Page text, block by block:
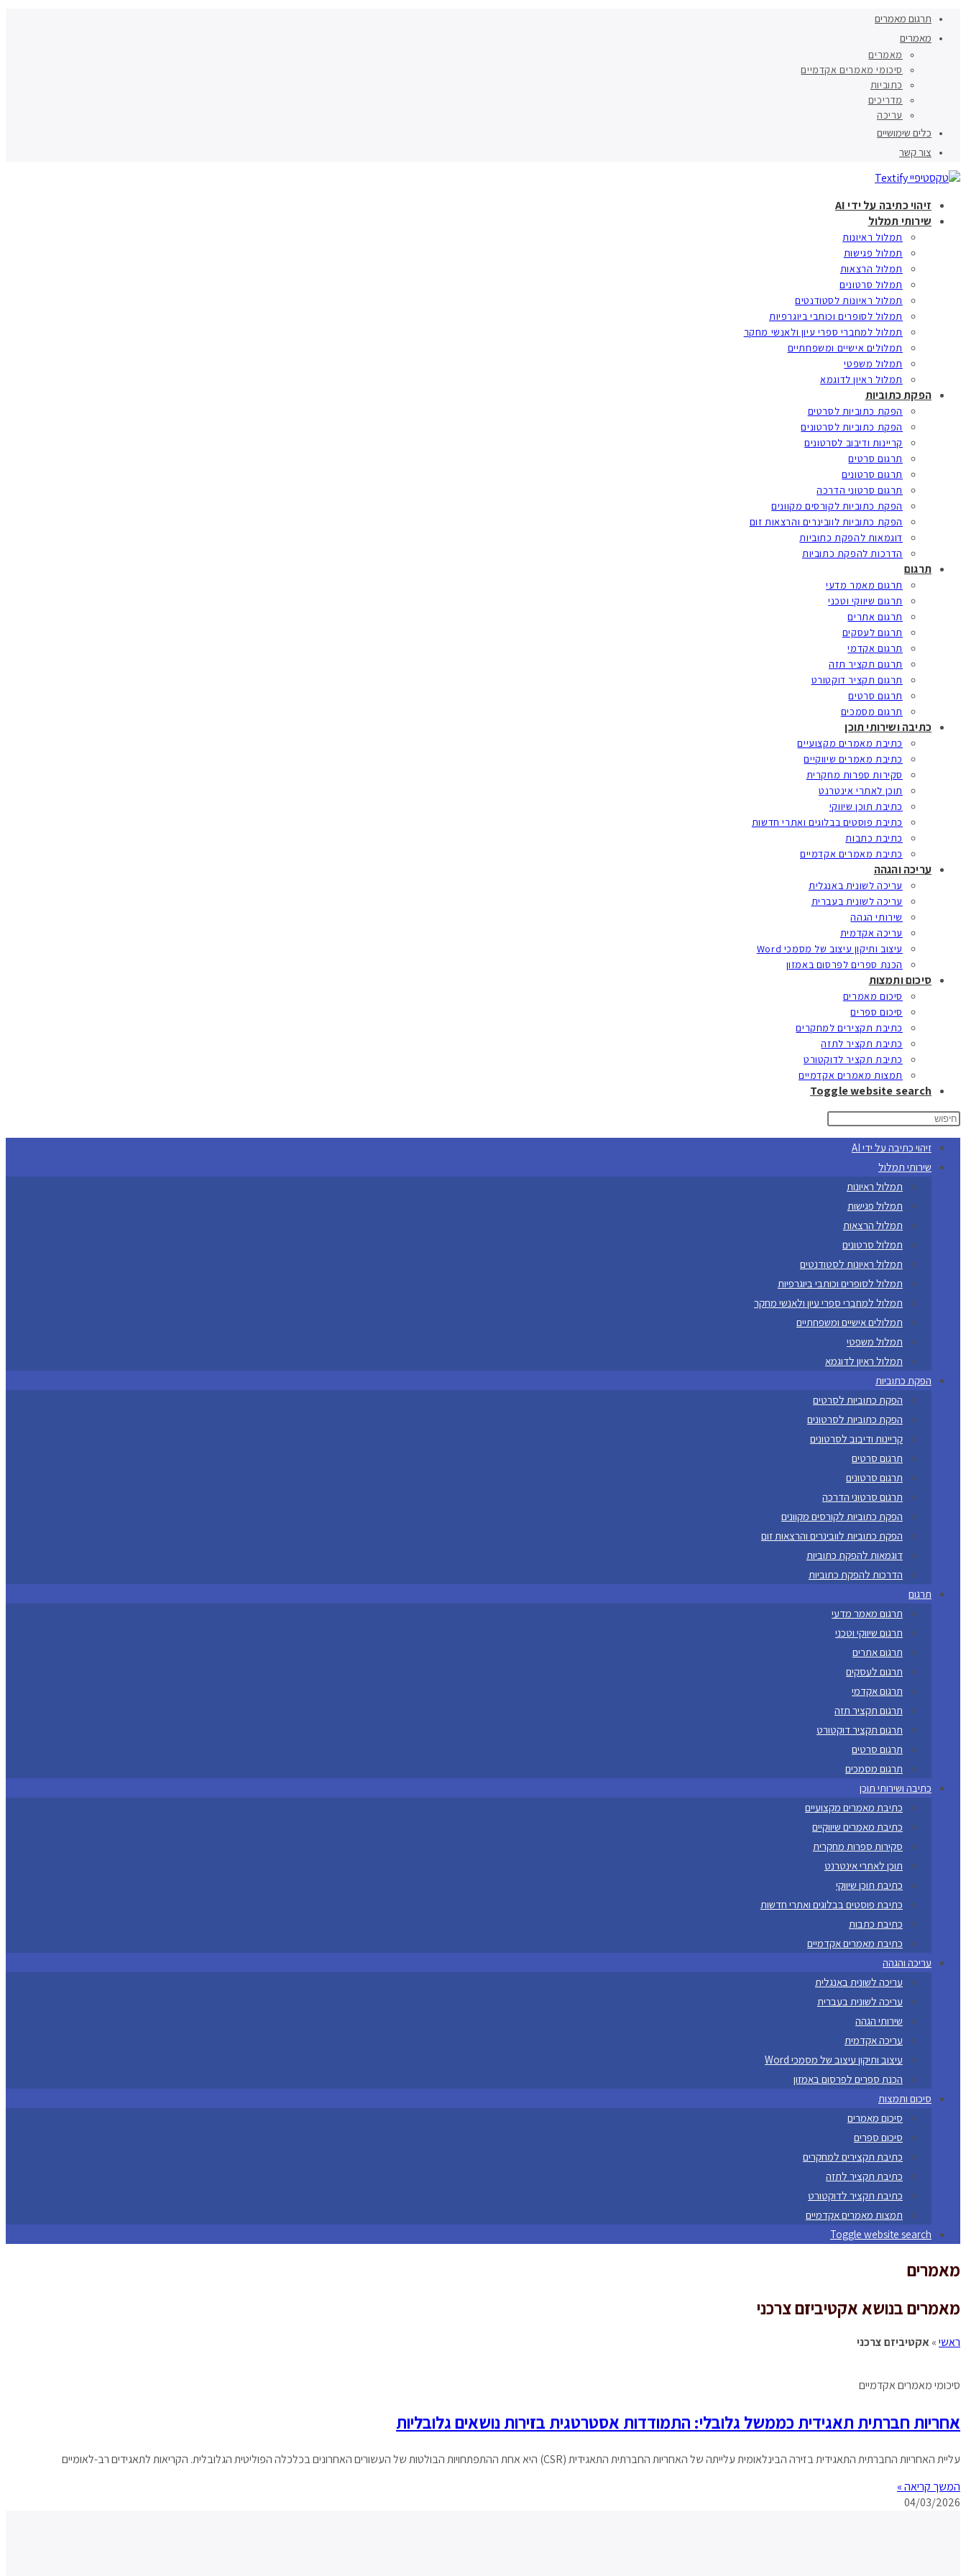
תרגום מאמרים
מאמרים
מאמרים
סיכומי מאמרים אקדמיים
כתוביות
מדריכים
עריכה
כלים שימושיים
צור קשר
זיהוי כתיבה על ידי AI
שירותי תמלול
תמלול ראיונות
תמלול פגישות
תמלול הרצאות
תמלול סרטונים
תמלול ראיונות לסטודנטים
תמלול לסופרים וכותבי ביוגרפיות
תמלול למחברי ספרי עיון ולאנשי מחקר
תמלולים אישיים ומשפחתיים
תמלול משפטי
תמלול ראיון לדוגמא
הפקת כתוביות
הפקת כתוביות לסרטים
הפקת כתוביות לסרטונים
קריינות ודיבוב לסרטונים
תרגום סרטים
תרגום סרטונים
תרגום סרטוני הדרכה
הפקת כתוביות לקורסים מקוונים
הפקת כתוביות לוובינרים והרצאות זום
דוגמאות להפקת כתוביות
הדרכות להפקת כתוביות
תרגום
תרגום מאמר מדעי
תרגום שיווקי וטכני
תרגום אתרים
תרגום לעסקים
תרגום אקדמי
תרגום תקציר תזה
תרגום תקציר דוקטורט
תרגום סרטים
תרגום מסמכים
כתיבה ושירותי תוכן
כתיבת מאמרים מקצועיים
כתיבת מאמרים שיווקיים
סקירות ספרות מחקרית
תוכן לאתרי אינטרנט
כתיבת תוכן שיווקי
כתיבת פוסטים בבלוגים ואתרי חדשות
כתיבת כתבות
כתיבת מאמרים אקדמיים
עריכה והגהה
עריכה לשונית באנגלית
עריכה לשונית בעברית
שירותי הגהה
עריכה אקדמית
עיצוב ותיקון עיצוב של מסמכי Word
הכנת ספרים לפרסום באמזון
סיכום ותמצות
סיכום מאמרים
סיכום ספרים
כתיבת תקצירים למחקרים
כתיבת תקציר לתזה
כתיבת תקציר לדוקטורט
תמצות מאמרים אקדמיים
Toggle website search
זיהוי כתיבה על ידי AI
שירותי תמלול
תמלול ראיונות
תמלול פגישות
תמלול הרצאות
תמלול סרטונים
תמלול ראיונות לסטודנטים
תמלול לסופרים וכותבי ביוגרפיות
תמלול למחברי ספרי עיון ולאנשי מחקר
תמלולים אישיים ומשפחתיים
תמלול משפטי
תמלול ראיון לדוגמא
הפקת כתוביות
הפקת כתוביות לסרטים
הפקת כתוביות לסרטונים
קריינות ודיבוב לסרטונים
תרגום סרטים
תרגום סרטונים
תרגום סרטוני הדרכה
הפקת כתוביות לקורסים מקוונים
הפקת כתוביות לוובינרים והרצאות זום
דוגמאות להפקת כתוביות
הדרכות להפקת כתוביות
תרגום
תרגום מאמר מדעי
תרגום שיווקי וטכני
תרגום אתרים
תרגום לעסקים
תרגום אקדמי
תרגום תקציר תזה
תרגום תקציר דוקטורט
תרגום סרטים
תרגום מסמכים
כתיבה ושירותי תוכן
כתיבת מאמרים מקצועיים
כתיבת מאמרים שיווקיים
סקירות ספרות מחקרית
תוכן לאתרי אינטרנט
כתיבת תוכן שיווקי
כתיבת פוסטים בבלוגים ואתרי חדשות
כתיבת כתבות
כתיבת מאמרים אקדמיים
עריכה והגהה
עריכה לשונית באנגלית
עריכה לשונית בעברית
שירותי הגהה
עריכה אקדמית
עיצוב ותיקון עיצוב של מסמכי Word
הכנת ספרים לפרסום באמזון
סיכום ותמצות
סיכום מאמרים
סיכום ספרים
כתיבת תקצירים למחקרים
כתיבת תקציר לתזה
כתיבת תקציר לדוקטורט
תמצות מאמרים אקדמיים
Toggle website search
מאמרים
מאמרים בנושא אקטיביזם צרכני
ראשי» אקטיביזם צרכני
סיכומי מאמרים אקדמיים
אחריות חברתית תאגידית כממשל גלובלי: התמודדות אסטרטגית בזירות נושאים גלובליות
עליית האחריות החברתית התאגידית בזירה הבינלאומית עלייתה של האחריות החברתית התאגידית (CSR) היא אחת ההתפתחויות הבולטות של העשורים האחרונים בכלכלה הפוליטית הגלובלית. הקריאות לתאגידים רב-לאומיים
המשך קריאה »
04/03/2026